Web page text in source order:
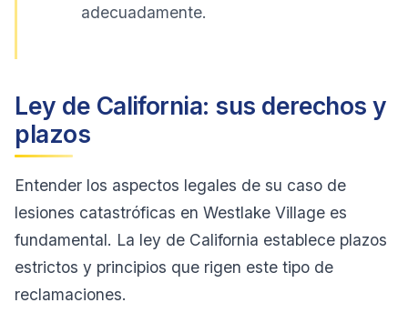
adecuadamente.
Ley de California: sus derechos y
plazos
Entender los aspectos legales de su caso de
lesiones catastróficas en Westlake Village es
fundamental. La ley de California establece plazos
estrictos y principios que rigen este tipo de
reclamaciones.